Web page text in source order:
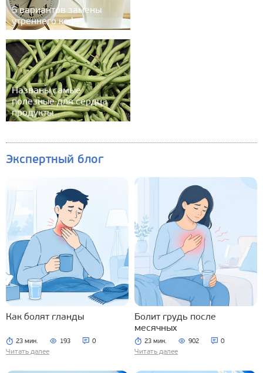
5 вариантов замены
утреннего кофе
Названы самые
полезные для сердца
продукты
Экспертный блог
Как болят гланды
23 мин. 193 0
Читать далее
Болит грудь после
месячных
23 мин. 902 0
Читать далее